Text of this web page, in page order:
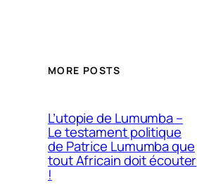
MORE POSTS
L’utopie de Lumumba –
Le testament politique
de Patrice Lumumba que
tout Africain doit écouter
!